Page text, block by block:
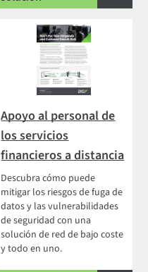
Apoyo al personal de
los servicios
financieros a distancia
Descubra cómo puede
mitigar los riesgos de fuga de
datos y las vulnerabilidades
de seguridad con una
solución de red de bajo coste
y todo en uno.